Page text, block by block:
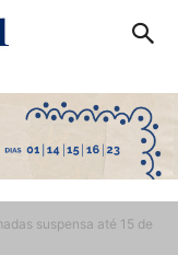
suspensa até 15 de